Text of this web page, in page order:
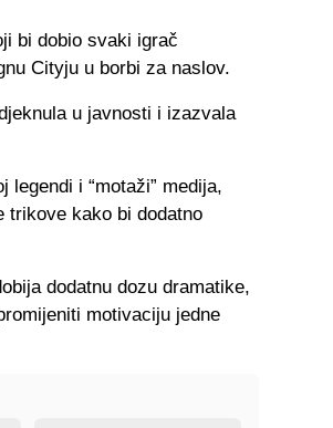
bi dobio svaki igrač
Cityju u borbi za naslov.
u javnosti i izazvala
i “motaži” medija,
trikove kako bi dodatno
dodatnu dozu dramatike,
motivaciju jedne